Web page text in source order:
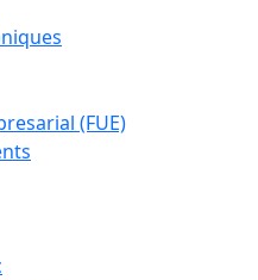
(FUE)